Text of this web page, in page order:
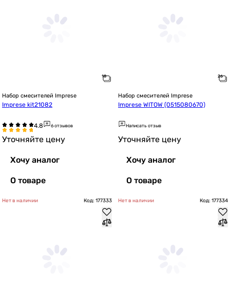
Набор смесителей Imprese
Imprese kit21082
6 отзывов
Уточняйте цену
Хочу аналог
О товаре
Набор смесителей Imprese
Imprese WITOW (0515080670)
Написать отзыв
Уточняйте цену
Хочу аналог
О товаре
Нет в наличии Код: 177333 Нет в наличии Код: 177334